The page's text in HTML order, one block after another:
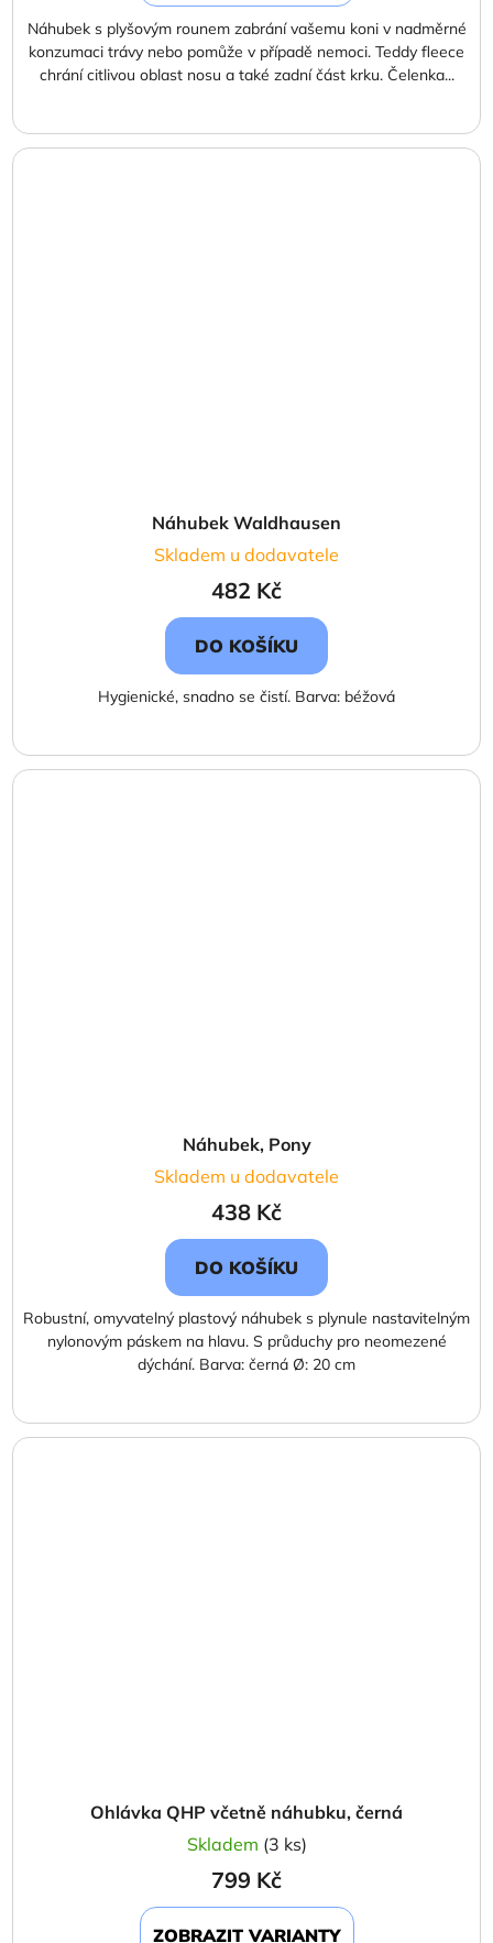
Náhubek s plyšovým rounem zabrání vašemu koni v nadměrné
konzumaci trávy nebo pomůže v případě nemoci. Teddy fleece
chrání citlivou oblast nosu a také zadní část krku. Čelenka...
Náhubek Waldhausen
Skladem u dodavatele
482 Kč
DO KOŠÍKU
Hygienické, snadno se čistí. Barva: béžová
Náhubek, Pony
Skladem u dodavatele
438 Kč
DO KOŠÍKU
Robustní, omyvatelný plastový náhubek s plynule nastavitelným
nylonovým páskem na hlavu. S průduchy pro neomezené
dýchání. Barva: černá Ø: 20 cm
Ohlávka QHP včetně náhubku, černá
Skladem (3 ks)
799 Kč
ZOBRAZIT VARIANTY